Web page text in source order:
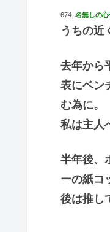
674: 名無しの
うちの近
去年から
表にベン
む為に。
私は主人
半年後、
ーの紙コ
後は推し